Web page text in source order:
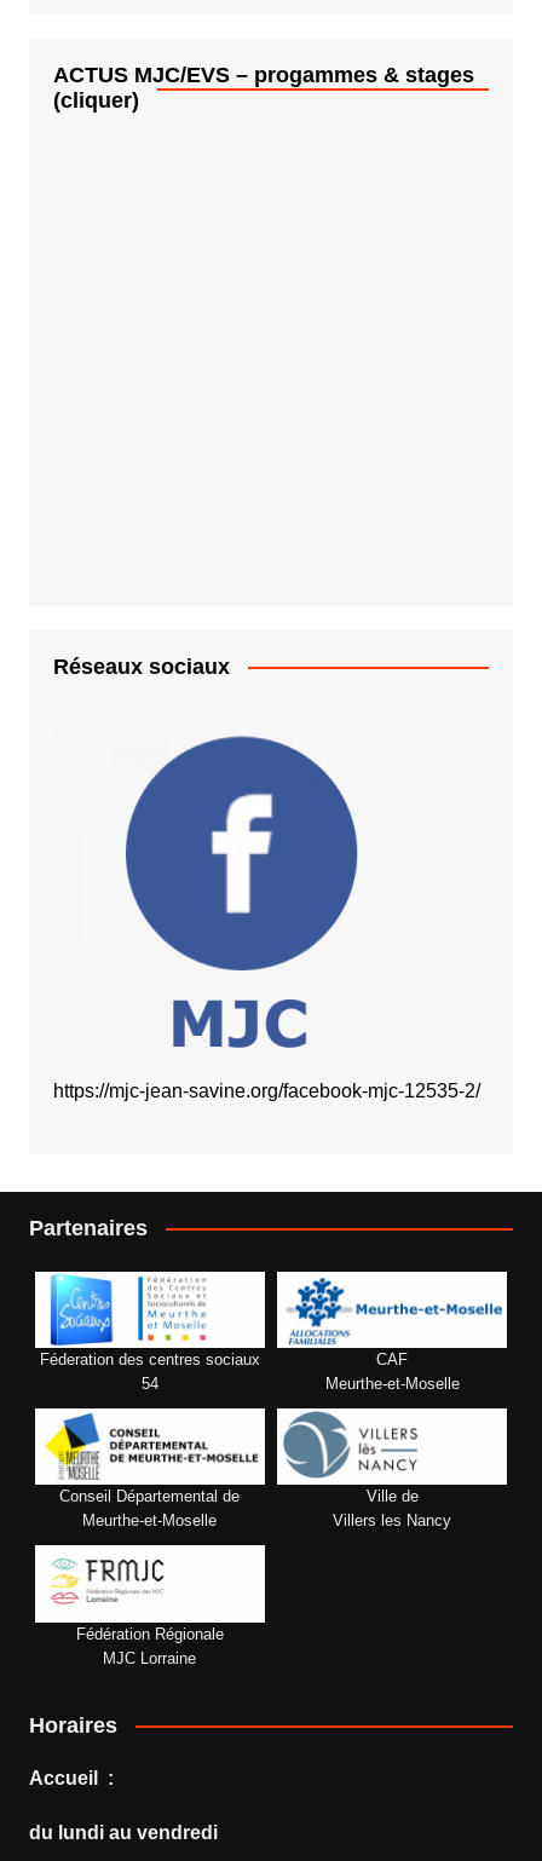
ACTUS MJC/EVS – progammes & stages
(cliquer)
Réseaux sociaux
https://mjc-jean-savine.org/facebook-mjc-12535-2/
Partenaires
Féderation des centres sociaux
54
CAF
Meurthe-et-Moselle
Conseil Départemental de
Meurthe-et-Moselle
Ville de
Villers les Nancy
Fédération Régionale
MJC Lorraine
Horaires
Accueil :
du lundi au vendredi